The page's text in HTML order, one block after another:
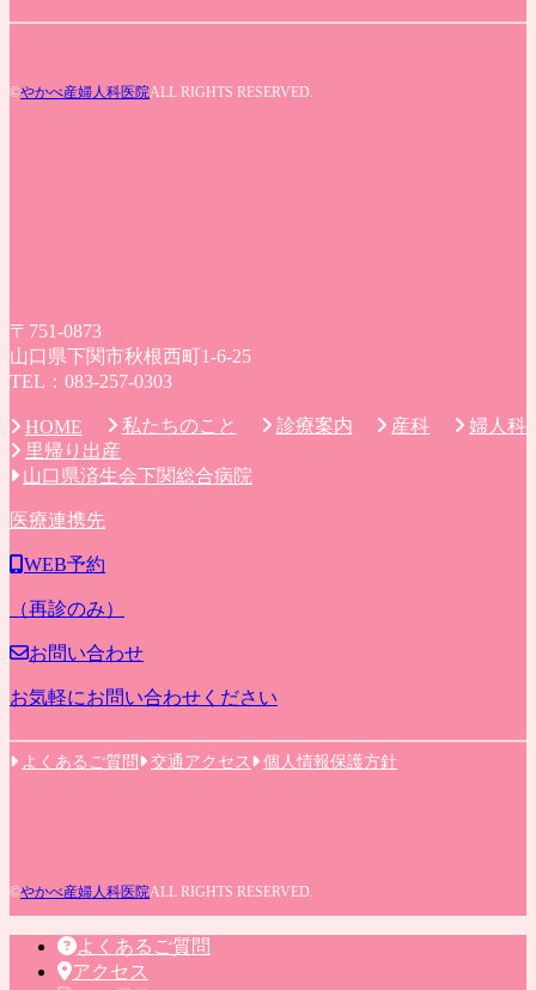
©やかべ産婦人科医院ALL RIGHTS RESERVED.
〒751-0873
山口県下関市秋根西町1-6-25
TEL：083-257-0303
HOME 私たちのこと 診療案内 産科
婦人科
里帰り出産
山口県済生会下関総合病院
医療連携先
WEB予約
（再診のみ）
お問い合わせ
お気軽にお問い合わせください
よくあるご質問 交通アクセス 個人情報保護方針
©やかべ産婦人科医院ALL RIGHTS RESERVED.
よくあるご質問
アクセス